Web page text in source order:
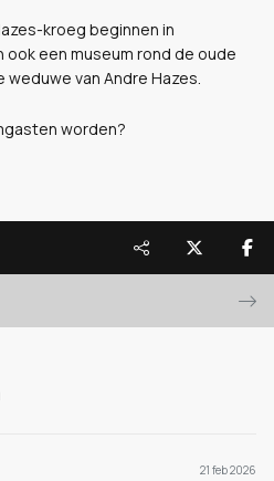
kroeg beginnen in
ook een museum rond de oude
van Andre Hazes.
worden?
21 feb 2026